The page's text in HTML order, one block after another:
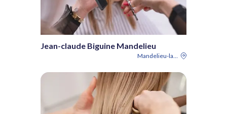
Jean-claude Biguine Mandelieu
Mandelieu-la-Napoule